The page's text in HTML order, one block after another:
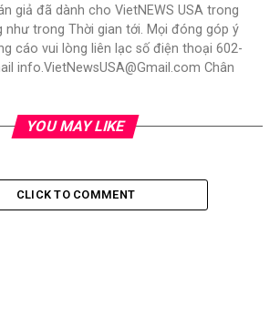
giả đã dành cho VietNEWS USA trong
như trong Thời gian tới. Mọi đóng góp ý
cáo vui lòng liên lạc số điện thoại 602-
info.VietNewsUSA@Gmail.com Chân
YOU MAY LIKE
CLICK TO COMMENT